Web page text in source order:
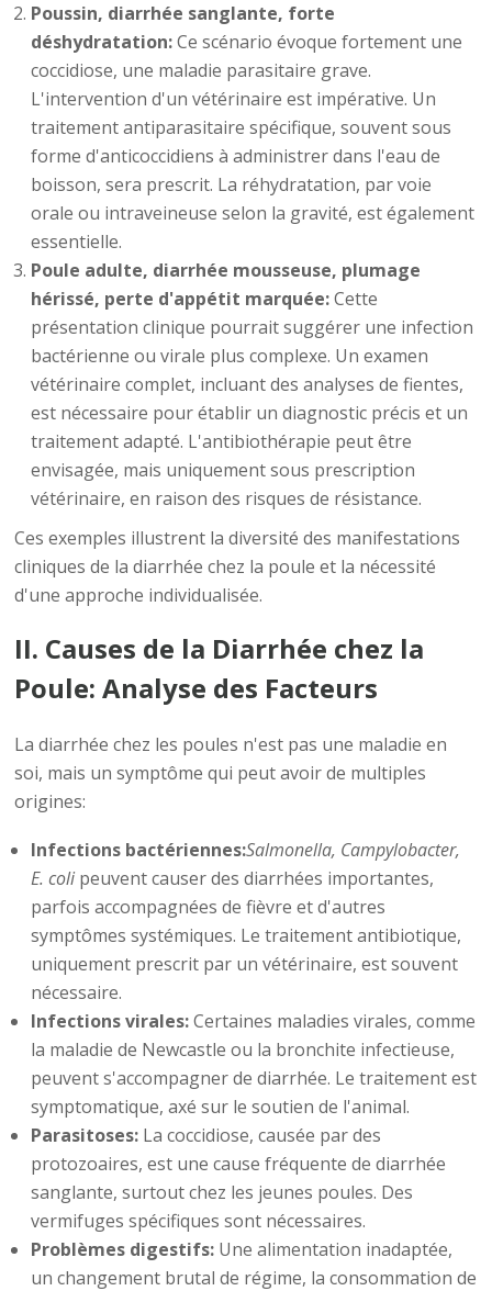
Poussin, diarrhée sanglante, forte
déshydratation:Ce scénario évoque fortement une
coccidiose, une maladie parasitaire grave.
L'intervention d'un vétérinaire est impérative. Un
traitement antiparasitaire spécifique, souvent sous
forme d'anticoccidiens à administrer dans l'eau de
boisson, sera prescrit. La réhydratation, par voie
orale ou intraveineuse selon la gravité, est également
essentielle.
Poule adulte, diarrhée mousseuse, plumage
hérissé, perte d'appétit marquée:Cette
présentation clinique pourrait suggérer une infection
bactérienne ou virale plus complexe. Un examen
vétérinaire complet, incluant des analyses de fientes,
est nécessaire pour établir un diagnostic précis et un
traitement adapté. L'antibiothérapie peut être
envisagée, mais uniquement sous prescription
vétérinaire, en raison des risques de résistance.
Ces exemples illustrent la diversité des manifestations
cliniques de la diarrhée chez la poule et la nécessité
d'une approche individualisée.
II. Causes de la Diarrhée chez la
Poule: Analyse des Facteurs
La diarrhée chez les poules n'est pas une maladie en
soi, mais un symptôme qui peut avoir de multiples
origines:
Infections bactériennes:Salmonella, Campylobacter,
E. coli peuvent causer des diarrhées importantes,
parfois accompagnées de fièvre et d'autres
symptômes systémiques. Le traitement antibiotique,
uniquement prescrit par un vétérinaire, est souvent
nécessaire.
Infections virales:Certaines maladies virales, comme
la maladie de Newcastle ou la bronchite infectieuse,
peuvent s'accompagner de diarrhée. Le traitement est
symptomatique, axé sur le soutien de l'animal.
Parasitoses: La coccidiose, causée par des
protozoaires, est une cause fréquente de diarrhée
sanglante, surtout chez les jeunes poules. Des
vermifuges spécifiques sont nécessaires.
Problèmes digestifs: Une alimentation inadaptée,
un changement brutal de régime, la consommation de